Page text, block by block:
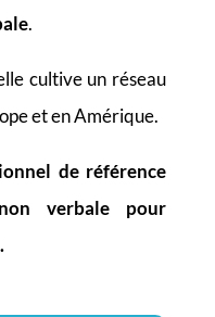
.
cultive un réseau
eten Amérique.
de référence
verbale pour